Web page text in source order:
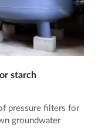
starch
pressure filters for
groundwater